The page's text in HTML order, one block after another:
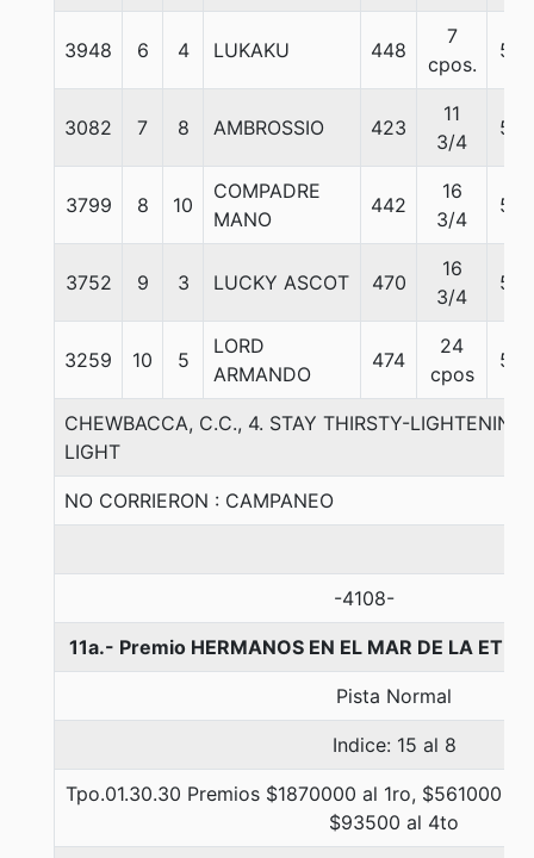
3948 6 4 LUKAKU 448
7
cpos.
57
3082 7 8 AMBROSSIO 423
11
3/4
57
3799 8 10
COMPADRE
MANO
442
16
3/4
57
3752 9 3 LUCKY ASCOT 470
16
3/4
57
3259 10 5
LORD
ARMANDO
474
24
cpos
57
CHEWBACCA, C.C., 4. STAY THIRSTY-LIGHTENING
LIGHT
NO CORRIERON : CAMPANEO
-4108-
11a.- Premio HERMANOS EN EL MAR DE LA
Pista Normal
Indice: 15 al 8
Tpo.01.30.30 Premios $1870000 al 1ro, $561000
$93500 al 4to